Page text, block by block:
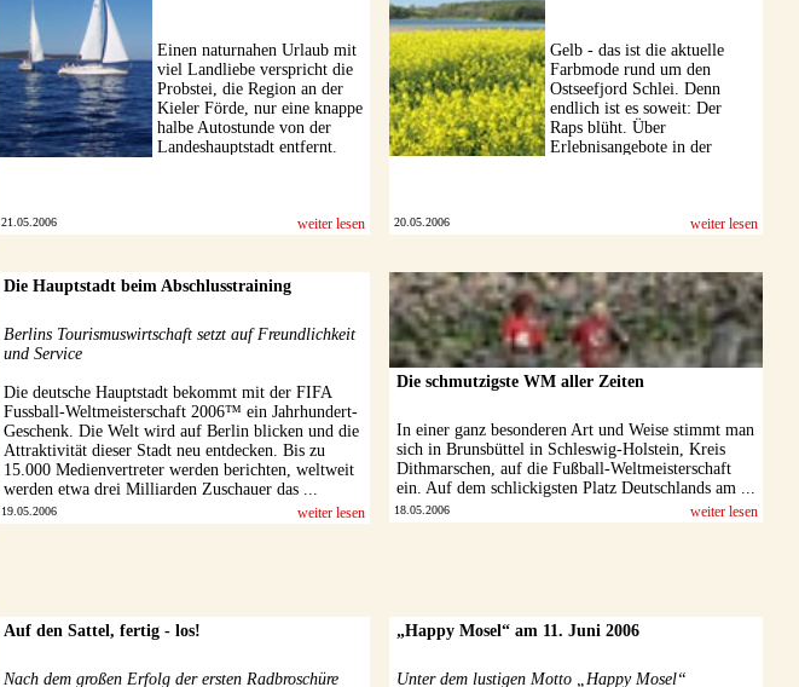
Einen naturnahen Urlaub mit
viel Landliebe verspricht die
Probstei, die Region an der
Kieler Förde, nur eine knappe
halbe Autostunde von der
Landeshauptstadt entfernt.
21.05.2006 weiter lesen
Gelb - das ist die aktuelle
Farbmode rund um den
Ostseefjord Schlei. Denn
endlich ist es soweit: Der
Raps blüht. Über
Erlebnisangebote in der
20.05.2006 weiter lesen
Die Hauptstadt beim Abschlusstraining
Berlins Tourismuswirtschaft setzt auf Freundlichkeit
und Service
Die deutsche Hauptstadt bekommt mit der FIFA
Fussball-Weltmeisterschaft 2006™ ein Jahrhundert-
Geschenk. Die Welt wird auf Berlin blicken und die
Attraktivität dieser Stadt neu entdecken. Bis zu
15.000 Medienvertreter werden berichten, weltweit
werden etwa drei Milliarden Zuschauer das ...
19.05.2006 weiter lesen
Die schmutzigste WM aller Zeiten
In einer ganz besonderen Art und Weise stimmt man
sich in Brunsbüttel in Schleswig-Holstein, Kreis
Dithmarschen, auf die Fußball-Weltmeisterschaft
ein. Auf dem schlickigsten Platz Deutschlands am ...
18.05.2006 weiter lesen
Auf den Sattel, fertig - los!
Nach dem großen Erfolg der ersten Radbroschüre
„Happy Mosel“ am 11. Juni 2006
Unter dem lustigen Motto „Happy Mosel“